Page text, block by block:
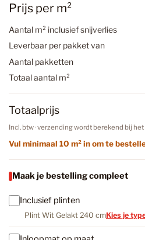
Prijs per m²
Aantal m² inclusief snijverlies
Leverbaar per pakket van
Aantal pakketten
Totaal aantal m²
Totaalprijs
Incl. btw · verzending wordt berekend bij
Vul minimaal 10 m² in om te
Maak je bestelling compleet
Inclusief plinten
Plint Wit Gelakt 240 cmKies je